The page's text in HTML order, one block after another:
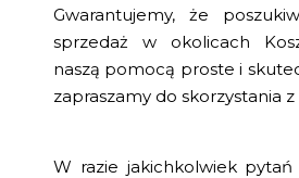
Gwarantujemy, że
sprzedaż w okolicach
naszą pomocą proste i
zapraszamy do skorzystania z
W razie jakichkolwiek